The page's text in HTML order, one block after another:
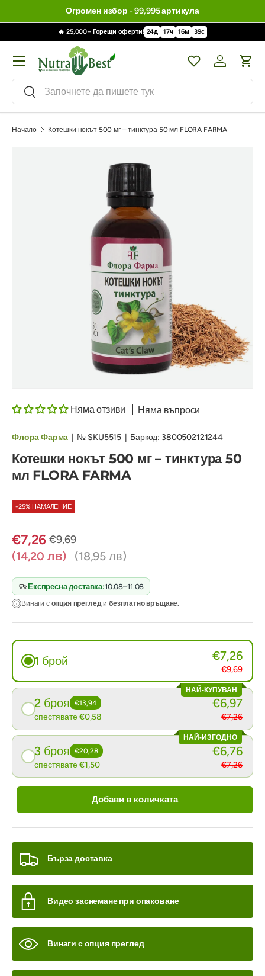
Огромен избор - 99,995 артикула
🔥 25,000+ Горещи оферти! 24д 17ч 16м 38с
Търсене
Търсене
WishlistВлизане /
Меню
Начало Котешки нокът 500 мг – тинктура 50 мл FLORA FARMA
Няма отзиви Няма въпроси
Флора Фарма № SKU5515 Баркод: 3800502121244
Котешки нокът 500 мг – тинктура 50
мл FLORA FARMA
-25% НАМАЛЕНИЕ
€7,26 €9,69
(14,20 лв) (18,95 лв)
Експресна доставка:10.08–11.08
Винаги с опция прегледибезплатно връщане.
1 брой €7,26
€9,69
НАЙ-КУПУВАН
2 броя €13,94
спестявате €0,58
€6,97
€7,26
НАЙ-ИЗГОДНО
3 броя €20,28
спестявате €1,50
€6,76
€7,26
Добави в количката
Бърза доставка
Видео заснемане при опаковане
Винаги с опция преглед